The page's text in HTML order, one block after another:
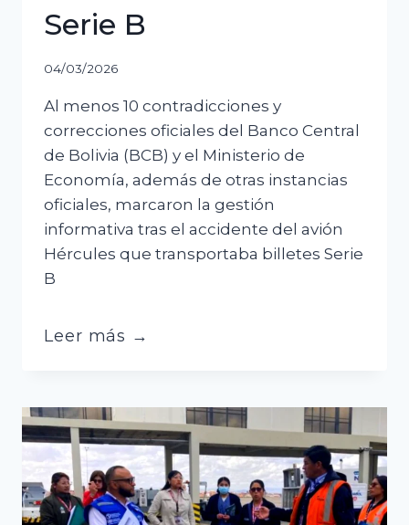
Serie B
04/03/2026
Al menos 10 contradicciones y
correcciones oficiales del Banco Central
de Bolivia (BCB) y el Ministerio de
Economía, además de otras instancias
oficiales, marcaron la gestión
informativa tras el accidente del avión
Hércules que transportaba billetes Serie
B
Leer más →
10
marcaron
el
caos
con
los